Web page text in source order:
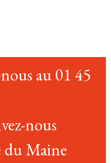
au 01 45
nous
du Maine